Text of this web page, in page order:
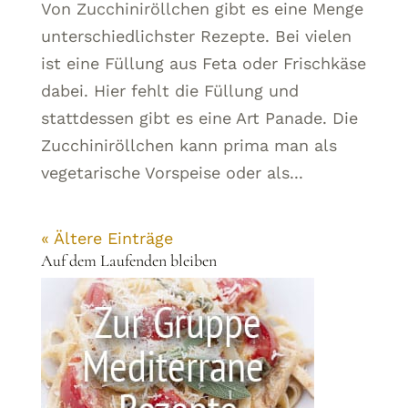
Von Zucchiniröllchen gibt es eine Menge
unterschiedlichster Rezepte. Bei vielen
ist eine Füllung aus Feta oder Frischkäse
dabei. Hier fehlt die Füllung und
stattdessen gibt es eine Art Panade. Die
Zucchiniröllchen kann prima man als
vegetarische Vorspeise oder als...
« Ältere Einträge
Auf dem Laufenden bleiben